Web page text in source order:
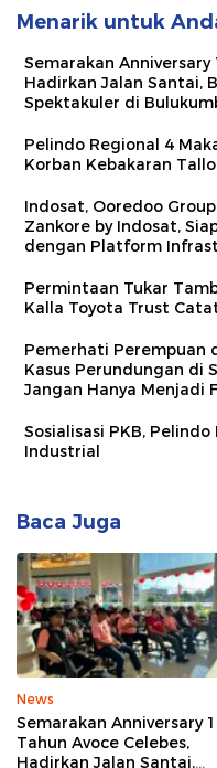
Menarik untuk
Semarakan Anniversary
Hadirkan Jalan Santai,
Spektakuler di
Pelindo Regional 4
Korban Kebakaran Tallo
Indosat, Ooredoo
Zankore by Indosat,
dengan Platform
Permintaan Tukar
Kalla Toyota Trust
Pemerhati Perempuan
Kasus Perundungan di
Jangan Hanya Menjadi
Sosialisasi PKB,
Industrial
Baca Juga
News
Semarakan Anniversary 1
Tahun Avoce Celebes,
Hadirkan Jalan Santai,